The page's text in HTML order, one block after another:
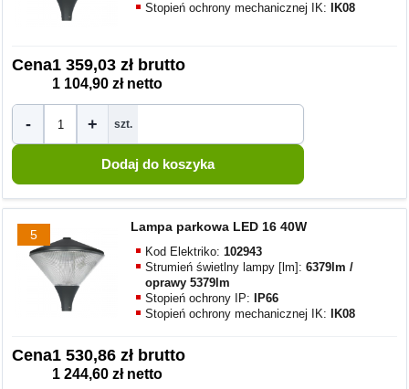
Stopień ochrony mechanicznej IK:
IK08
Cena1 359,03 zł brutto
1 104,90 zł netto
- + szt.
5
Lampa parkowa LED 16 40W
Kod Elektriko:102943
Strumień świetlny lampy [lm]:6379lm /
oprawy 5379lm
Stopień ochrony IP:
IP66
Stopień ochrony mechanicznej IK:
IK08
Cena1 530,86 zł brutto
1 244,60 zł netto